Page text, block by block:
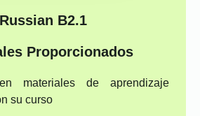
Russian B2.1
Proporcionados
materiales de aprendizaje
su curso